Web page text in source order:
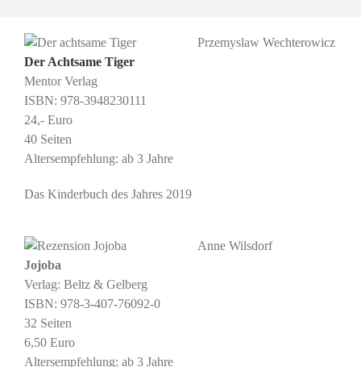
Przemyslaw Wechterowicz
Der Achtsame Tiger
Mentor Verlag
ISBN: 978-3948230111
24,- Euro
40 Seiten
Altersempfehlung: ab 3 Jahre
Das Kinderbuch des Jahres 2019
Anne Wilsdorf
Jojoba
Verlag: Beltz & Gelberg
ISBN: 978-3-407-76092-0
32 Seiten
6,50 Euro
Altersempfehlung: ab 3 Jahre